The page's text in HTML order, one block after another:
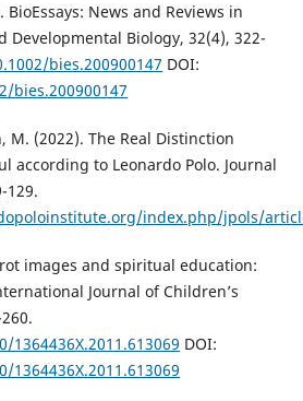
News and Reviews in
Developmental Biology, 32(4), 322-
bies.200900147 DOI:
bies.200900147
M. (2022). The Real Distinction
according to Leonardo Polo. Journal
129.
index.php/jpols/
images and spiritual education:
Journal of Children’s
DOI: